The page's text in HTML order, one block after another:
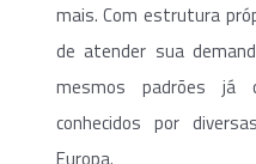
mais. Com estrutura
de atender sua
mesmos padrões já
conhecidos por